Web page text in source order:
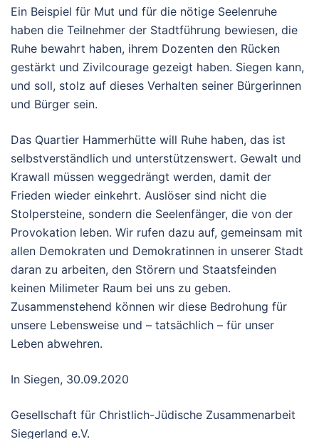
Ein Beispiel für Mut und für die nötige Seelenruhe
haben die Teilnehmer der Stadtführung bewiesen, die
Ruhe bewahrt haben, ihrem Dozenten den Rücken
gestärkt und Zivilcourage gezeigt haben. Siegen kann,
und soll, stolz auf dieses Verhalten seiner Bürgerinnen
und Bürger sein.
Das Quartier Hammerhütte will Ruhe haben, das ist
selbstverständlich und unterstützenswert. Gewalt und
Krawall müssen weggedrängt werden, damit der
Frieden wieder einkehrt. Auslöser sind nicht die
Stolpersteine, sondern die Seelenfänger, die von der
Provokation leben. Wir rufen dazu auf, gemeinsam mit
allen Demokraten und Demokratinnen in unserer Stadt
daran zu arbeiten, den Störern und Staatsfeinden
keinen Milimeter Raum bei uns zu geben.
Zusammenstehend können wir diese Bedrohung für
unsere Lebensweise und – tatsächlich – für unser
Leben abwehren.
In Siegen, 30.09.2020
Gesellschaft für Christlich-Jüdische Zusammenarbeit
Siegerland e.V.